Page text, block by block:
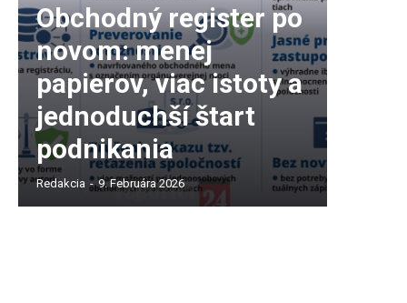
Obchodný register po
novom: menej
papierov, viac istoty a
jednoduchší štart
podnikania
Redakcia - 9. Februára 2026